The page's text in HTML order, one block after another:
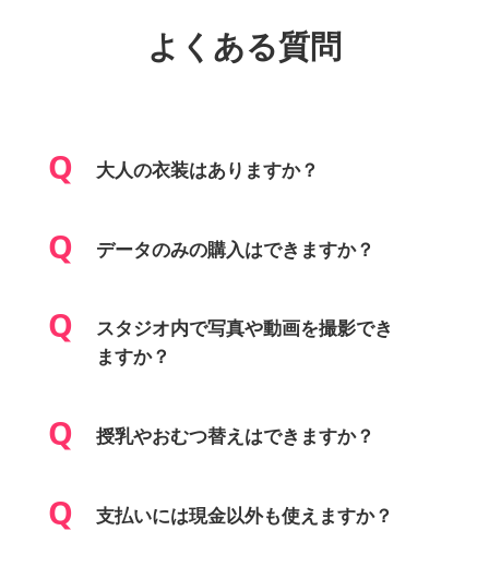
よくある質問
大人の衣装はありますか？
データのみの購入はできますか？
スタジオ内で写真や動画を撮影でき
ますか？
授乳やおむつ替えはできますか？
支払いには現金以外も使えますか？